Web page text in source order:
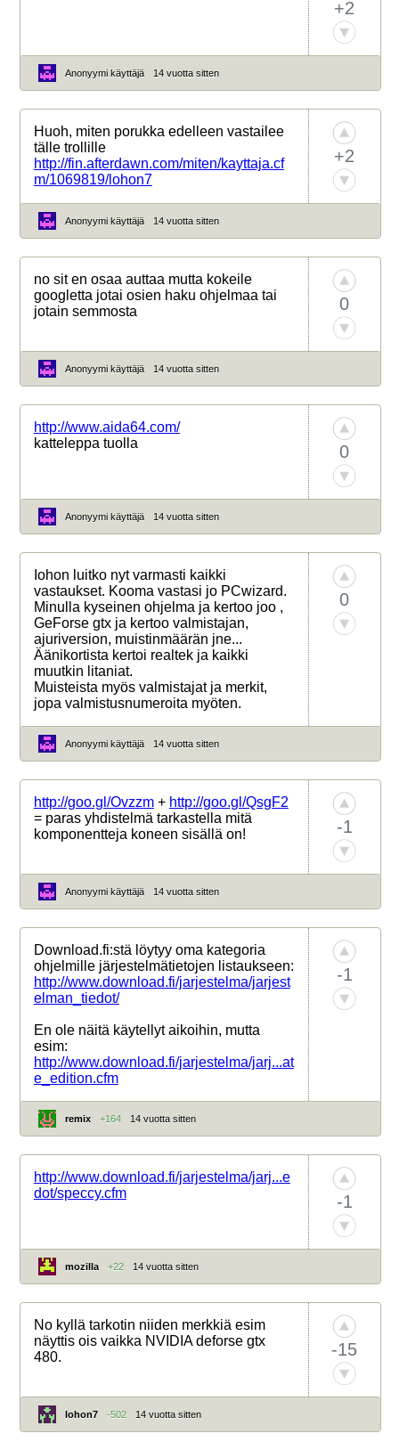
+2
Anonyymi käyttäjä 14 vuotta sitten
Huoh, miten porukka edelleen vastailee
tälle trollille
http://fin.afterdawn.com/miten/kayttaja.cf
m/1069819/lohon7
+2
Anonyymi käyttäjä 14 vuotta sitten
no sit en osaa auttaa mutta kokeile
googletta jotai osien haku ohjelmaa tai
jotain semmosta
0
Anonyymi käyttäjä 14 vuotta sitten
http://www.aida64.com/
katteleppa tuolla
0
Anonyymi käyttäjä 14 vuotta sitten
Iohon luitko nyt varmasti kaikki
vastaukset. Kooma vastasi jo PCwizard.
Minulla kyseinen ohjelma ja kertoo joo ,
GeForse gtx ja kertoo valmistajan,
ajuriversion, muistinmäärän jne...
Äänikortista kertoi realtek ja kaikki
muutkin litaniat.
Muisteista myös valmistajat ja merkit,
jopa valmistusnumeroita myöten.
0
Anonyymi käyttäjä 14 vuotta sitten
http://goo.gl/Ovzzm+ http://goo.gl/QsgF2
= paras yhdistelmä tarkastella mitä
komponentteja koneen sisällä on!
-1
Anonyymi käyttäjä 14 vuotta sitten
Download.fi:stä löytyy oma kategoria
ohjelmille järjestelmätietojen listaukseen:
http://www.download.fi/jarjestelma/jarjest
elman_tiedot/
En ole näitä käytellyt aikoihin, mutta
esim:
http://www.download.fi/jarjestelma/jarj...at
e_edition.cfm
-1
remix +164 14 vuotta sitten
http://www.download.fi/jarjestelma/jarj...e
dot/speccy.cfm
-1
mozilla +22 14 vuotta sitten
No kyllä tarkotin niiden merkkiä esim
näyttis ois vaikka NVIDIA deforse gtx
480.
-15
lohon7 -502 14 vuotta sitten